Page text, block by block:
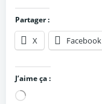
Partager :
X Facebook
J’aime ça :
Chargement…